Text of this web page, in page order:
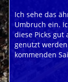
Ich sehe das
Umbruch ein.
diese Picks gut
genutzt
kommenden